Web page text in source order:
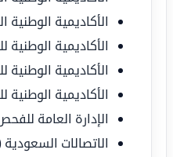
الأكاديمية الوطنية
الأكاديمية الوطنية
الأكاديمية الوطنية
الأكاديمية الوطنية
الإدارة العامة
الاتصالات السعودية STC